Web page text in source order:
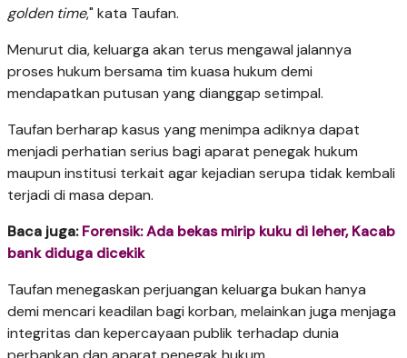
golden time," kata Taufan.
Menurut dia, keluarga akan terus mengawal jalannya
proses hukum bersama tim kuasa hukum demi
mendapatkan putusan yang dianggap setimpal.
Taufan berharap kasus yang menimpa adiknya dapat
menjadi perhatian serius bagi aparat penegak hukum
maupun institusi terkait agar kejadian serupa tidak kembali
terjadi di masa depan.
Baca juga:Forensik: Ada bekas mirip kuku di leher, Kacab
bank diduga dicekik
Taufan menegaskan perjuangan keluarga bukan hanya
demi mencari keadilan bagi korban, melainkan juga menjaga
integritas dan kepercayaan publik terhadap dunia